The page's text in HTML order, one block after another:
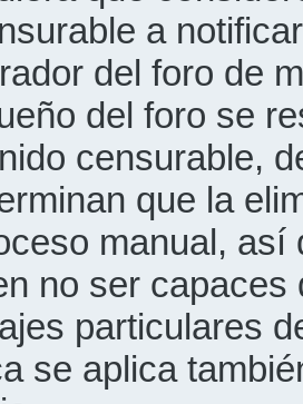
a
del foro de
del foro se
censurable,
que la
manual, así
no ser
particulares
se aplica